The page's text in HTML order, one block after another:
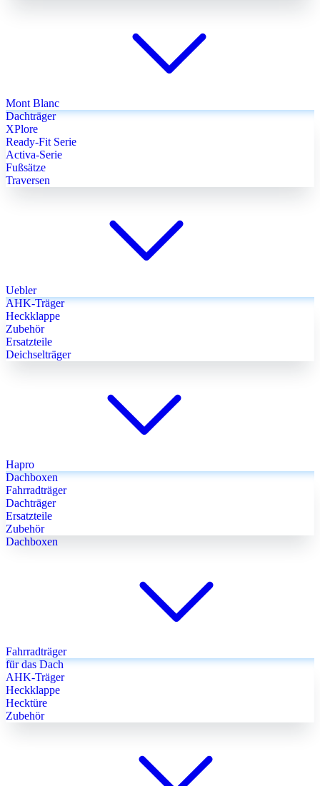
Mont Blanc
Dachträger
XPlore
Ready-Fit Serie
Activa-Serie
Fußsätze
Traversen
Uebler
AHK-Träger
Heckklappe
Zubehör
Ersatzteile
Deichselträger
Hapro
Dachboxen
Fahrradträger
Dachträger
Ersatzteile
Zubehör
Dachboxen
Fahrradträger
für das Dach
AHK-Träger
Heckklappe
Hecktüre
Zubehör